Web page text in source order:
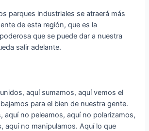
parques industriales se atraerá más
de esta región, que es la
que se puede dar a nuestra
salir adelante.
aquí sumamos, aquí vemos el
para el bien de nuestra gente.
aquí no peleamos, aquí no polarizamos,
aquí no manipulamos. Aquí lo que